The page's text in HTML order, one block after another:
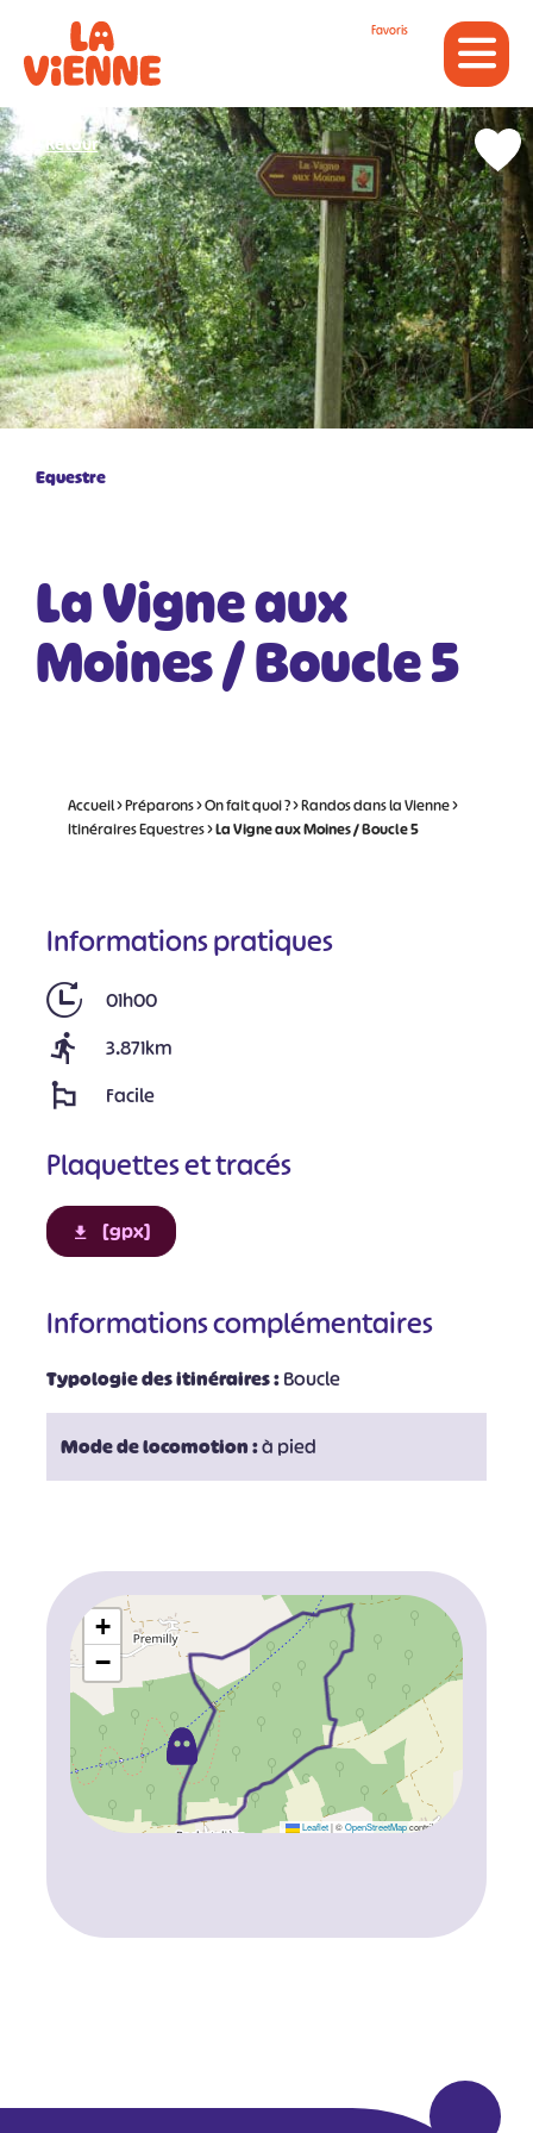
Favoris
Equestre
La Vigne aux
Moines / Boucle 5
Retour
Accueil>Préparons>On fait quoi ?>Randos dans la Vienne>
Itinéraires Equestres>La Vigne aux Moines / Boucle 5
Informations pratiques
01h00
3.871km
Facile
Plaquettes et tracés
[gpx]
Informations complémentaires
Typologie des itinéraires :Boucle
Mode de locomotion :à pied
+
−
Leaflet |©OpenStreetMapcontributors